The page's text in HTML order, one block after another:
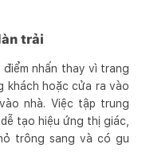
trải
điểm nhấn thay vì trang
khách hoặc cửa ra vào
nhà. Việc tập trung
tạo hiệu ứng thị giác,
trông sang và có gu